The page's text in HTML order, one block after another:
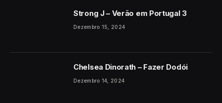
Strong J – Verão em Portugal 3
Dezembro 15, 2024
Chelsea Dinorath – Fazer Dodói
Dezembro 14, 2024